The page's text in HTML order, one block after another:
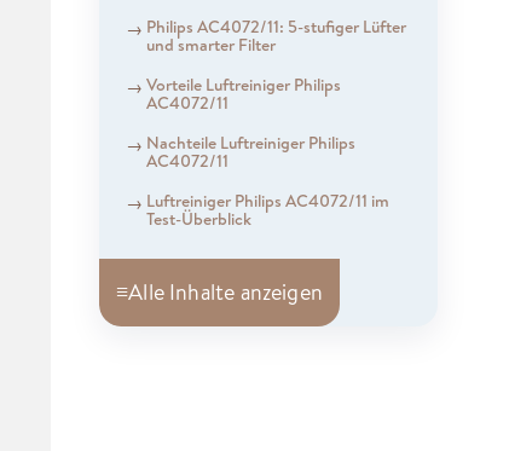
Philips AC4072/11: 5-stufiger Lüfter
und smarter Filter
Vorteile Luftreiniger Philips
AC4072/11
Nachteile Luftreiniger Philips
AC4072/11
Luftreiniger Philips AC4072/11 im
Test-Überblick
≡Alle Inhalte anzeigen